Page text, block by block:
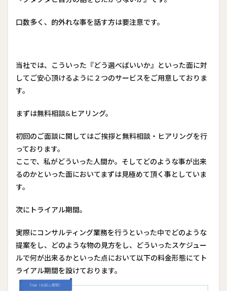
口数多く、的外れな事を話す方は要注意です。
当社では、こういった『どう選べばいいか』といった面に対
してご安心頂けるように２つのサービスをご用意しておりま
す。
まずは無料相談&ヒアリング。
初回のご面談に関してはご挨拶と無料相談・ヒアリングを行
っております。
ここで、私がどういった人間か。そしてどのような事が出来
るのかといった面においてまずは見極めて頂く事としていま
す。
次にトライアル期間。
実際にコンサルティング業務を行うといった中でどのような
提案をし、どのような物の見方をし、どういったスケジュー
ルで何が出来るかといった点において以下の料金形態にてト
ライアル期間を設けております。